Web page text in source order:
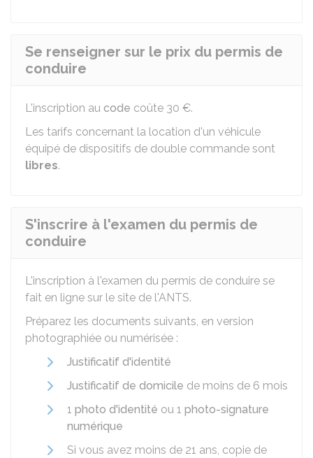
Se renseigner sur le prix du permis de
conduire
L'inscription au code coûte 30 €.
Les tarifs concernant la location d'un véhicule
équipé de dispositifs de double commande sont
libres.
S'inscrire à l'examen du permis de
conduire
L'inscription à l'examen du permis de conduire se
fait en ligne sur le site de l'ANTS.
Préparez les documents suivants, en version
photographiée ou numérisée :
Justificatif d'identité
Justificatif de domicile de moins de 6 mois
1 photo d'identité ou 1 photo-signature
numérique
Si vous avez moins de 21 ans, copie de